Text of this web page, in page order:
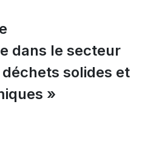
dans le secteur
solides et
»